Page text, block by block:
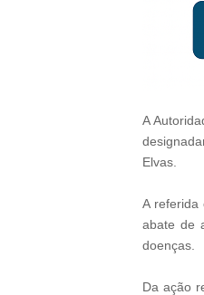
A
Elvas.
A referida
abate de
doenças.
Da ação